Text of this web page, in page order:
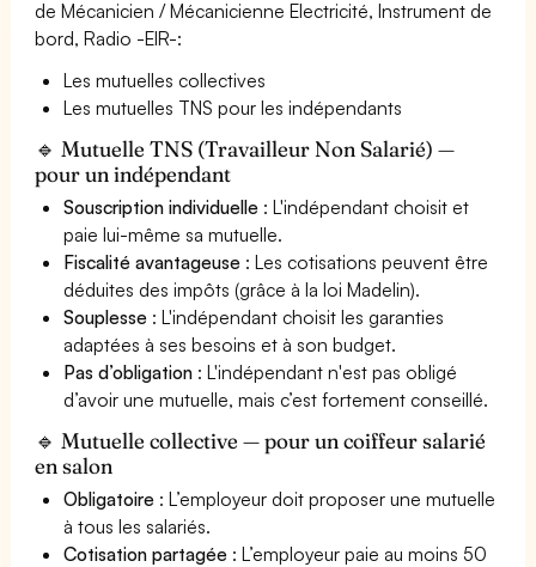
de Mécanicien / Mécanicienne Electricité, Instrument de
bord, Radio -EIR-:
Les mutuelles collectives
Les mutuelles TNS pour les indépendants
🔹 Mutuelle TNS (Travailleur Non Salarié) —
pour un indépendant
Souscription individuelle : L'indépendant choisit et
paie lui-même sa mutuelle.
Fiscalité avantageuse : Les cotisations peuvent être
déduites des impôts (grâce à la loi Madelin).
Souplesse : L'indépendant choisit les garanties
adaptées à ses besoins et à son budget.
Pas d’obligation : L'indépendant n'est pas obligé
d’avoir une mutuelle, mais c’est fortement conseillé.
🔹 Mutuelle collective — pour un coiffeur salarié
en salon
Obligatoire : L’employeur doit proposer une mutuelle
à tous les salariés.
Cotisation partagée : L’employeur paie au moins 50